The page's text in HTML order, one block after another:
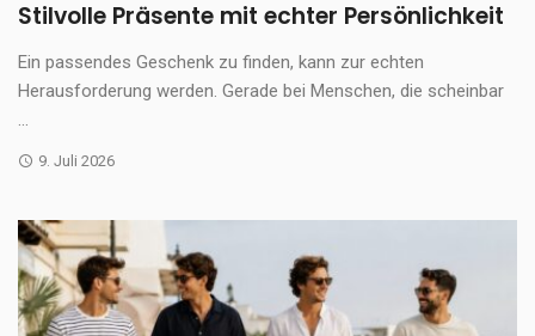
Stilvolle Präsente mit echter Persönlichkeit
Ein passendes Geschenk zu finden, kann zur echten
Herausforderung werden. Gerade bei Menschen, die scheinbar
...
9. Juli 2026